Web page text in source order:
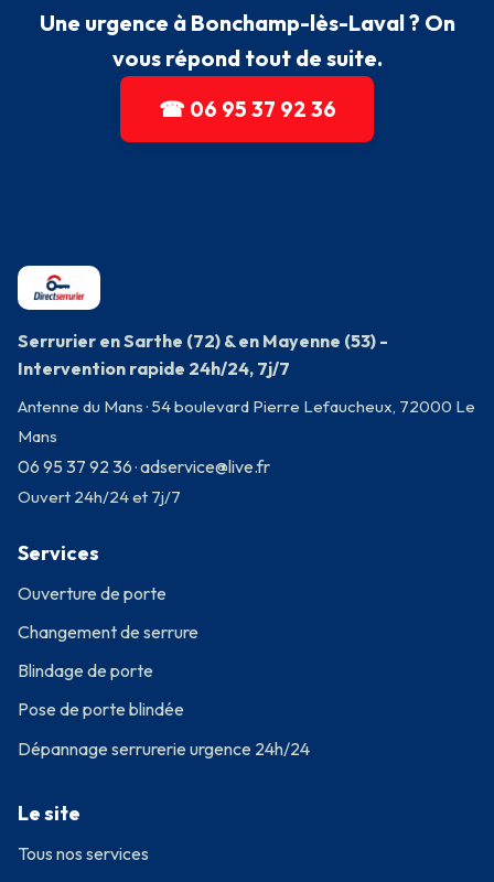
Une urgence à Bonchamp-lès-Laval ? On
vous répond tout de suite.
☎ 06 95 37 92 36
Serrurier en Sarthe (72) & en Mayenne (53) -
Intervention rapide 24h/24, 7j/7
Antenne du Mans · 54 boulevard Pierre Lefaucheux, 72000 Le
Mans
06 95 37 92 36·adservice@live.fr
Ouvert 24h/24 et 7j/7
Services
Ouverture de porte
Changement de serrure
Blindage de porte
Pose de porte blindée
Dépannage serrurerie urgence 24h/24
Le site
Tous nos services